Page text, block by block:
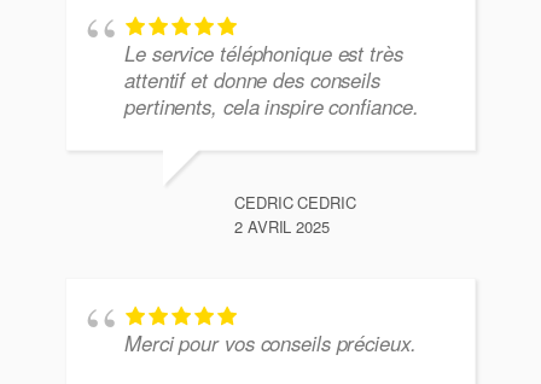
Le service téléphonique est très
attentif et donne des conseils
pertinents, cela inspire confiance.
CEDRIC CEDRIC
2 AVRIL 2025
Merci pour vos conseils précieux.